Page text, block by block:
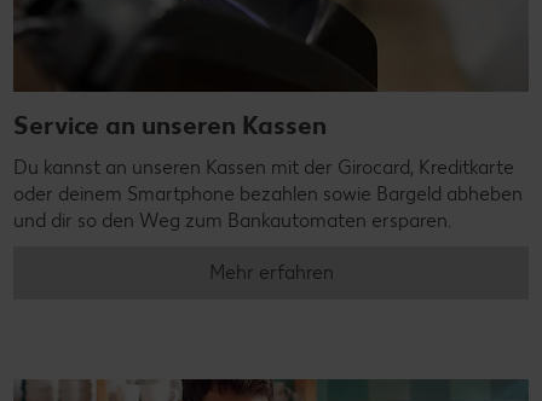
Service an unseren Kassen
Du kannst an unseren Kassen mit der Girocard, Kreditkarte
oder deinem Smartphone bezahlen sowie Bargeld abheben
und dir so den Weg zum Bankautomaten ersparen.
Mehr erfahren